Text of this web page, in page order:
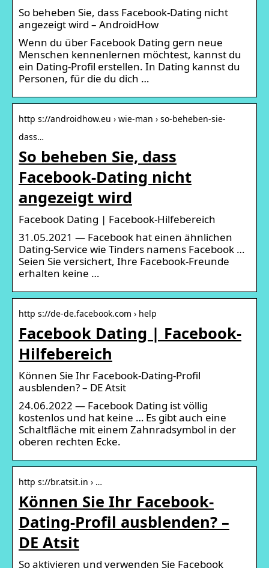
So beheben Sie, dass Facebook-Dating nicht
angezeigt wird – AndroidHow
Wenn du über Facebook Dating gern neue
Menschen kennenlernen möchtest, kannst du
ein Dating-Profil erstellen. In Dating kannst du
Personen, für die du dich …
http s://androidhow.eu › wie-man › so-beheben-sie-
dass…
So beheben Sie, dass
Facebook-Dating nicht
angezeigt wird
Facebook Dating | Facebook-Hilfebereich
31.05.2021 — Facebook hat einen ähnlichen
Dating-Service wie Tinders namens Facebook …
Seien Sie versichert, Ihre Facebook-Freunde
erhalten keine …
http s://de-de.facebook.com › help
Facebook Dating | Facebook-
Hilfebereich
Können Sie Ihr Facebook-Dating-Profil
ausblenden? – DE Atsit
24.06.2022 — Facebook Dating ist völlig
kostenlos und hat keine … Es gibt auch eine
Schaltfläche mit einem Zahnradsymbol in der
oberen rechten Ecke.
http s://br.atsit.in › …
Können Sie Ihr Facebook-
Dating-Profil ausblenden? –
DE Atsit
So aktivieren und verwenden Sie Facebook